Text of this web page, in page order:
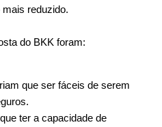
mais reduzido.
do BKK foram:
que ser fáceis de serem
ter a capacidade de